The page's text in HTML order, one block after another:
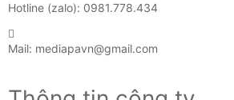
Hotline (zalo): 0981.778.434
Mail: mediapavn@gmail.com